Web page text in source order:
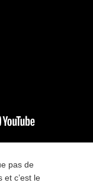
pas de
et c’est le